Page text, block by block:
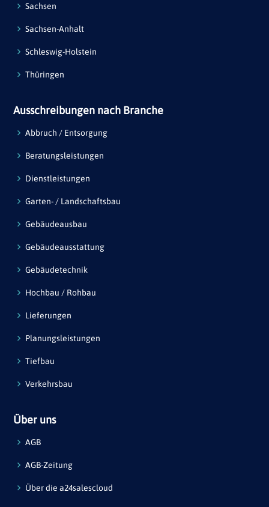
Sachsen
Sachsen-Anhalt
Schleswig-Holstein
Thüringen
Ausschreibungen nach Branche
Abbruch / Entsorgung
Beratungsleistungen
Dienstleistungen
Garten- / Landschaftsbau
Gebäudeausbau
Gebäudeausstattung
Gebäudetechnik
Hochbau / Rohbau
Lieferungen
Planungsleistungen
Tiefbau
Verkehrsbau
Über uns
AGB
AGB-Zeitung
Über die a24salescloud